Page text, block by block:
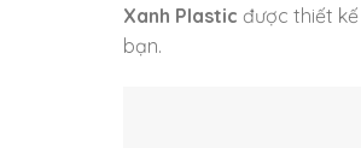
Xanh Plastic được thiết
bạn.